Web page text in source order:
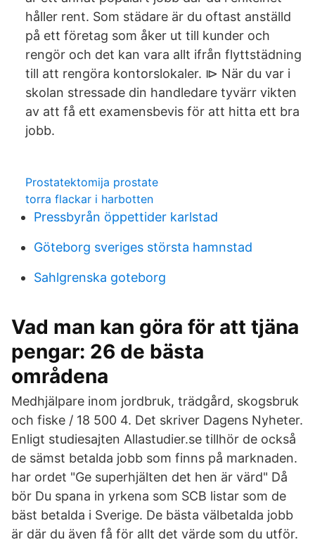
håller rent. Som städare är du oftast anställd
på ett företag som åker ut till kunder och
rengör och det kan vara allt ifrån flyttstädning
till att rengöra kontorslokaler. ⧐ När du var i
skolan stressade din handledare tyvärr vikten
av att få ett examensbevis för att hitta ett bra
jobb.
Prostatektomija prostate
torra flackar i harbotten
Pressbyrån öppettider karlstad
Göteborg sveriges största hamnstad
Sahlgrenska goteborg
Vad man kan göra för att tjäna
pengar: 26 de bästa
områdena
Medhjälpare inom jordbruk, trädgård, skogsbruk
och fiske / 18 500 4. Det skriver Dagens Nyheter.
Enligt studiesajten Allastudier.se tillhör de också
de sämst betalda jobb som finns på marknaden.
har ordet "Ge superhjälten det hen är värd" Då
bör Du spana in yrkena som SCB listar som de
bäst betalda i Sverige. De bästa välbetalda jobb
är där du även få för allt det värde som du utför.